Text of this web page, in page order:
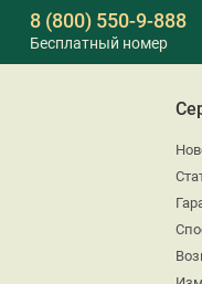
8 (800) 550-9-888
Бесплатный номер